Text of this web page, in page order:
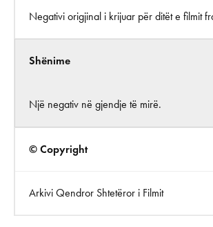
Negativi origjinal i krijuar për ditët e filmit
Shënime
Një negativ në gjendje të mirë.
© Copyright
Arkivi Qendror Shtetëror i Filmit